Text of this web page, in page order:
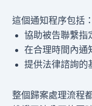
這個通知程序包括：
協助被告聯繫指
在合理時間內通
提供法律諮詢的
整個歸案處理流程